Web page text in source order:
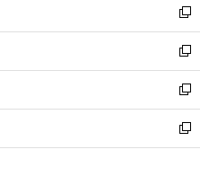
く
で
開
く
ド
ウ
で
開
く
ィ
ン
ド
ウ
で
開
く
い
ウ
ィ
ン
ド
ウ
で
開
新
し
い
ウ
ィ
ン
ド
ウ
新
し
い
ウ
ィ
ン
新
し
い
ウ
新
し